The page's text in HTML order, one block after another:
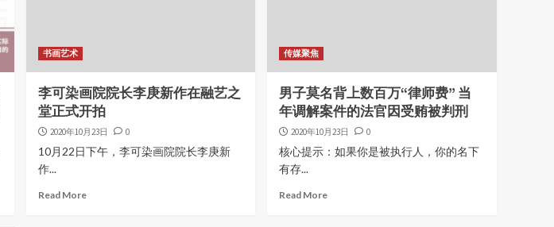
书画艺术
李可染画院院长李庚新作在融艺之
堂正式开拍
2020年10月23日 0
10月22日下午，李可染画院院长李庚新
作...
Read More
传媒聚焦
男子莫名背上数百万“律师费” 当
年调解案件的法官因受贿被判刑
2020年10月23日 0
核心提示：如果你是被执行人，你的名下
有存...
Read More